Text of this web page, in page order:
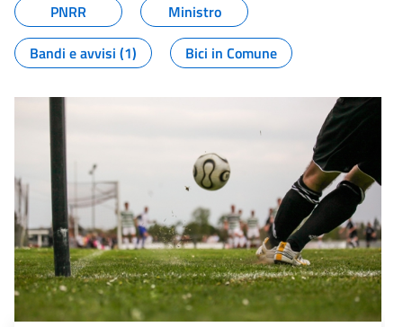
PNRR
Ministro
Bandi e avvisi (1)
Bici in Comune